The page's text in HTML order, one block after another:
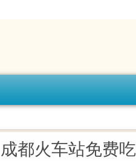
成都火车站免费